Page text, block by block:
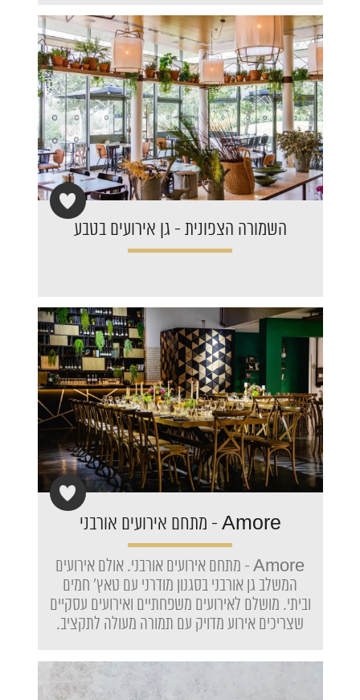
‏‏השמורה הצפונית - גן אירועים בטבע
Amore - מתחם אירועים אורבני
Amore - מתחם אירועים אורבני. אולם אירועים
המשלב גן אורבני בסגנון מודרני עם טאץ' חמים
וביתי. מושלם לאירועים משפחתיים ואירועים עסקיים
שצריכים אירוע מדויק עם תמורה מעולה לתקציב.